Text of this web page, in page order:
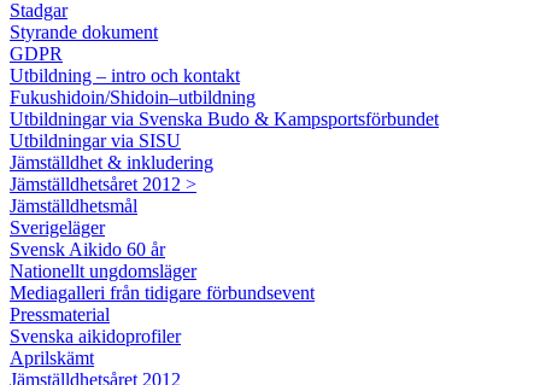
Stadgar
Styrande dokument
GDPR
Utbildning – intro och kontakt
Fukushidoin/Shidoin–utbildning
Utbildningar via Svenska Budo & Kampsportsförbundet
Utbildningar via SISU
Jämställdhet & inkludering
Jämställdhetsåret 2012 >
Jämställdhetsmål
Sverigeläger
Svensk Aikido 60 år
Nationellt ungdomsläger
Mediagalleri från tidigare förbundsevent
Pressmaterial
Svenska aikidoprofiler
Aprilskämt
Jämställdhetsåret 2012